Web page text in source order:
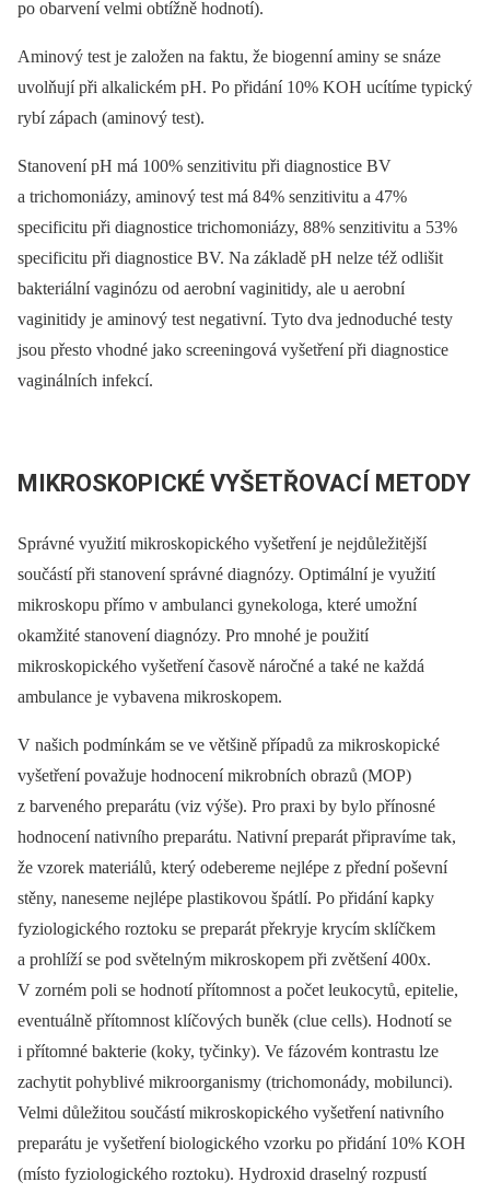
po obarvení velmi obtížně hodnotí).
Aminový test je založen na faktu, že biogenní aminy se snáze
uvolňují při alkalickém pH. Po přidání 10% KOH ucítíme typický
rybí zápach (aminový test).
Stanovení pH má 100% senzitivitu při diagnostice BV
a trichomoniázy, aminový test má 84% senzitivitu a 47%
specificitu při diagnostice trichomoniázy, 88% senzitivitu a 53%
specificitu při diagnostice BV. Na základě pH nelze též odlišit
bakteriální vaginózu od aerobní vaginitidy, ale u aerobní
vaginitidy je aminový test negativní. Tyto dva jednoduché testy
jsou přesto vhodné jako screeningová vyšetření při diagnostice
vaginálních infekcí.
MIKROSKOPICKÉ VYŠETŘOVACÍ METODY
Správné využití mikroskopického vyšetření je nejdůležitější
součástí při stanovení správné diagnózy. Optimální je využití
mikroskopu přímo v ambulanci gynekologa, které umožní
okamžité stanovení diagnózy. Pro mnohé je použití
mikroskopického vyšetření časově náročné a také ne každá
ambulance je vybavena mikroskopem.
V našich podmínkám se ve většině případů za mikroskopické
vyšetření považuje hodnocení mikrobních obrazů (MOP)
z barveného preparátu (viz výše). Pro praxi by bylo přínosné
hodnocení nativního preparátu. Nativní preparát připravíme tak,
že vzorek materiálů, který odebereme nejlépe z přední poševní
stěny, naneseme nejlépe plastikovou špátlí. Po přidání kapky
fyziologického roztoku se preparát překryje krycím sklíčkem
a prohlíží se pod světelným mikroskopem při zvětšení 400x.
V zorném poli se hodnotí přítomnost a počet leukocytů, epitelie,
eventuálně přítomnost klíčových buněk (clue cells). Hodnotí se
i přítomné bakterie (koky, tyčinky). Ve fázovém kontrastu lze
zachytit pohyblivé mikroorganismy (trichomonády, mobilunci).
Velmi důležitou součástí mikroskopického vyšetření nativního
preparátu je vyšetření biologického vzorku po přidání 10% KOH
(místo fyziologického roztoku). Hydroxid draselný rozpustí